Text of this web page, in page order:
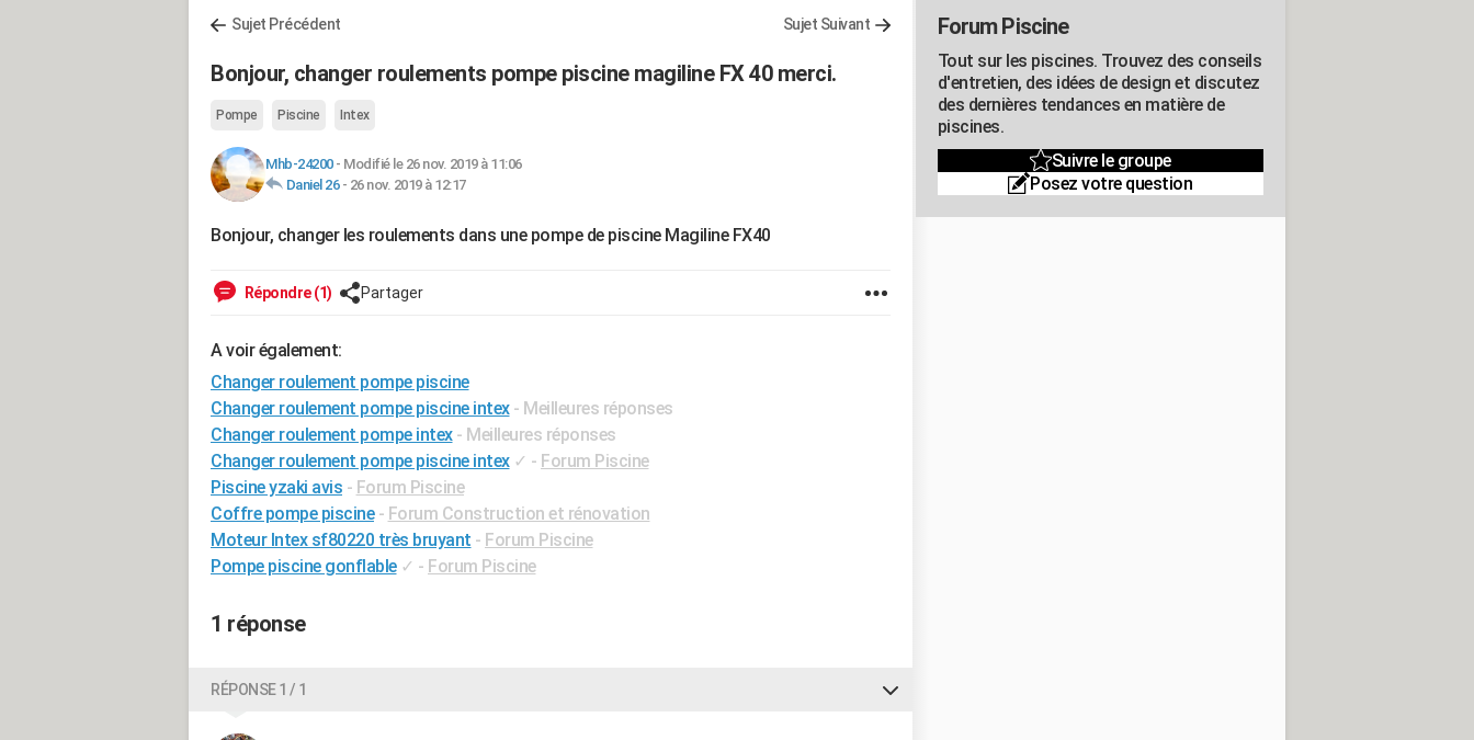
Sujet Précédent Sujet Suivant
Bonjour, changer roulements pompe piscine magiline FX 40 merci.
Pompe Piscine Intex
Mhb-24200- Modifié le 26 nov. 2019 à 11:06
Daniel 26- 26 nov. 2019 à 12:17
Bonjour, changer les roulements dans une pompe de piscine Magiline FX40
Répondre (1) Partager
A voir également:
Changer roulement pompe piscine
Changer roulement pompe piscine intex - Meilleures réponses
Changer roulement pompe intex - Meilleures réponses
Changer roulement pompe piscine intex ✓ - Forum Piscine
Piscine yzaki avis - Forum Piscine
Coffre pompe piscine - Forum Construction et rénovation
Moteur Intex sf80220 très bruyant - Forum Piscine
Pompe piscine gonflable ✓ - Forum Piscine
1 réponse
RÉPONSE 1 / 1
Forum Piscine
Tout sur les piscines. Trouvez des conseils
d'entretien, des idées de design et discutez
des dernières tendances en matière de
piscines.
Suivre le groupe
Posez votre question